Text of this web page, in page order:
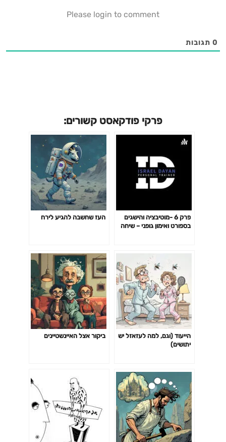
Please login to comment
0 תגובות
פרקי פודקאסט קשורים:
פרק 6 -מוטיבציה והישגים
בספורט ואימון גופני – שיחה
העז שחשבה להגיע לירח
הייעוד (וגם, למה לעזאזל יש
יתושים)
ביקור אצל האיינשטיינים